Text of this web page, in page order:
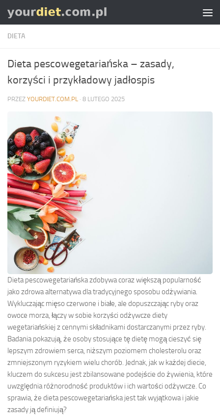
Skip to content
DIETA
Dieta pescowegetariańska – zasady,
korzyści i przykładowy jadłospis
PRZEZ YOURDIET.COM.PL · 8 LUTEGO 2025
Dieta pescowegetariańska zdobywa coraz większą popularność
jako zdrowa alternatywa dla tradycyjnego sposobu odżywiania.
Wykluczając mięso czerwone i białe, ale dopuszczając ryby oraz
owoce morza, łączy w sobie korzyści odżywcze diety
wegetariańskiej z cennymi składnikami dostarczanymi przez ryby.
Badania pokazują, że osoby stosujące tę dietę mogą cieszyć się
lepszym zdrowiem serca, niższym poziomem cholesterolu oraz
zmniejszonym ryzykiem wielu chorób. Jednak, jak w każdej diecie,
kluczem do sukcesu jest zbilansowane podejście do żywienia, które
uwzględnia różnorodność produktów i ich wartości odżywcze. Co
sprawia, że dieta pescowegetariańska jest tak wyjątkowa i jakie
zasady ją definiują?